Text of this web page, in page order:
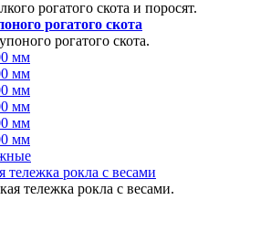
рогатого скота
мм
мм
мм
мм
мм
мм
тележка рокла с весами